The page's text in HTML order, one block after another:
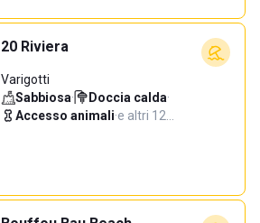
20 Riviera
Varigotti
Sabbiosa· Doccia calda·
Accesso animali·e altri 12…